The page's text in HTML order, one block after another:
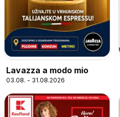
Lavazza a modo mio
03.08. - 31.08.2026